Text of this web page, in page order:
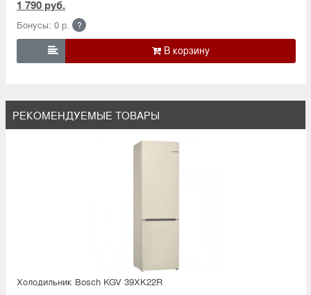
1 790 руб.
Бонусы: 0 р. ?

РЕКОМЕНДУЕМЫЕ ТОВАРЫ
Холодильник Bosсh KGV 39XK22R